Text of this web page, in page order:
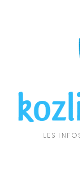
LES